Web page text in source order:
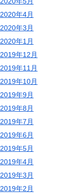
2020年4月
2020年3月
2020年1月
2019年12月
2019年11月
2019年10月
2019年9月
2019年8月
2019年7月
2019年6月
2019年5月
2019年4月
2019年3月
2019年2月